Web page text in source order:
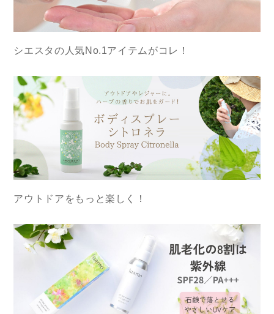
シエスタの人気No.1アイテムがコレ！
アウトドアをもっと楽しく！